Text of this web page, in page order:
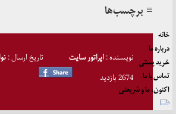
≡ برچسب‌ها
نویسنده :اپراتور سایت تاریخ ارسال :
2674 بازدید
خانه
درباره ما
خرید پستی
تماس با ما
اکنون، ما و شریعتی